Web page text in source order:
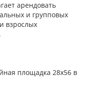
арендовать
и групповых
взрослых
площадка 28х56 в